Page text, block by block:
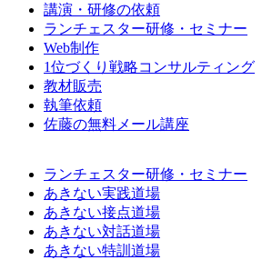
講演・研修の依頼
ランチェスター研修・セミナー
Web制作
1位づくり戦略コンサルティング
教材販売
執筆依頼
佐藤の無料メール講座
ランチェスター研修・セミナー
あきない実践道場
あきない接点道場
あきない対話道場
あきない特訓道場